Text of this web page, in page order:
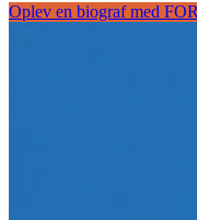
Oplev en biograf med